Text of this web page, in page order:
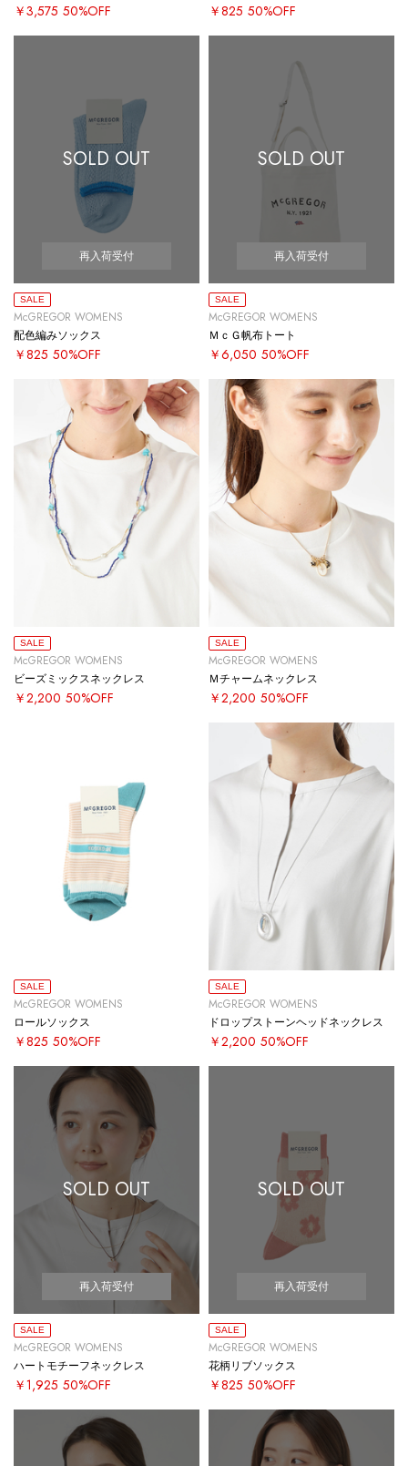
￥3,575 50%OFF ￥825 50%OFF
SOLD OUT
再入荷受付
SALE
McGREGOR WOMENS
配色編みソックス
￥825 50%OFF
SOLD OUT
再入荷受付
SALE
McGREGOR WOMENS
ＭｃＧ帆布トート
￥6,050 50%OFF
SALE
McGREGOR WOMENS
ビーズミックスネックレス
￥2,200 50%OFF
SALE
McGREGOR WOMENS
Ｍチャームネックレス
￥2,200 50%OFF
SALE
McGREGOR WOMENS
ロールソックス
￥825 50%OFF
SALE
McGREGOR WOMENS
ドロップストーンヘッドネックレス
￥2,200 50%OFF
SOLD OUT
再入荷受付
SALE
McGREGOR WOMENS
ハートモチーフネックレス
￥1,925 50%OFF
SOLD OUT
再入荷受付
SALE
McGREGOR WOMENS
花柄リブソックス
￥825 50%OFF